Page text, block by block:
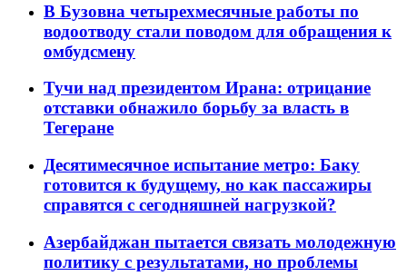
В Бузовна четырехмесячные работы по
водоотводу стали поводом для обращения к
омбудсмену
Тучи над президентом Ирана: отрицание
отставки обнажило борьбу за власть в
Тегеране
Десятимесячное испытание метро: Баку
готовится к будущему, но как пассажиры
справятся с сегодняшней нагрузкой?
Азербайджан пытается связать молодежную
политику с результатами, но проблемы